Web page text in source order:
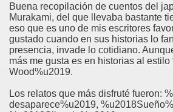
Buena recopilación de cuentos del
Murakami, del que llevaba bastante
eso que es uno de mis escritores
gustado cuando en sus historias lo
presencia, invade lo cotidiano.
más me gusta es en historias al
Wood%u2019.
Los relatos que más disfruté fueron:
desaparece%u2019,